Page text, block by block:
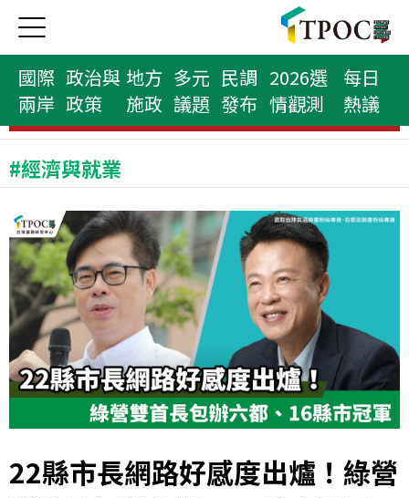
國際
兩岸
政治與
政策
地方
施政
多元
議題
民調
發布
2026選
情觀測
每日
熱議
縣市首長榜
#經濟與就業
22縣市長網路好感度出爐！綠營